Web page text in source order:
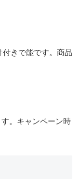
きで能です。商品
。キャンペーン時